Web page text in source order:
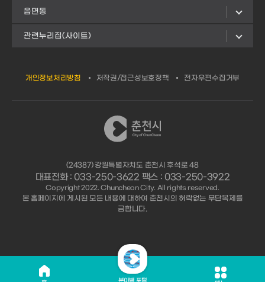
분야별 포털
읍면동
관련누리집(사이트)
개인정보처리방침 저작권/접근성보호정책 전자우편수집거부
(24387) 강원특별자치도 춘천시 후석로 48
대표전화 : 033-250-3622 팩스 : 033-250-3922
Copyright 2022. Chuncheon City. All rights reserved.
본 홈페이지에 게시된 모든 내용에 대하여 춘천시의 허락없는 무단복제를
금합니다.